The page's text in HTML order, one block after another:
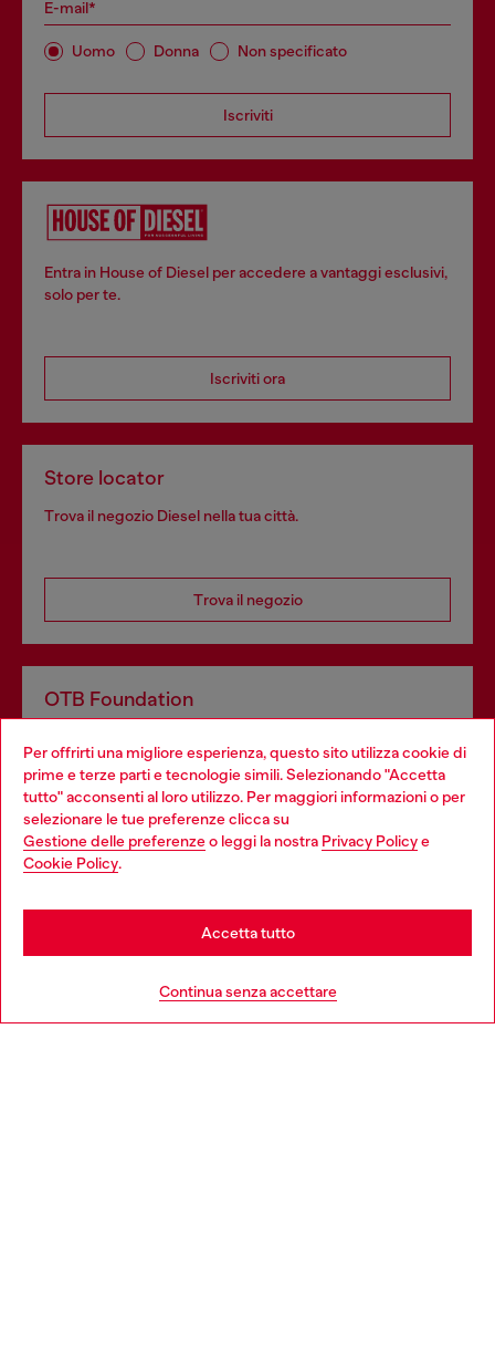
Per offrirti una migliore esperienza, questo sito utilizza cookie di
prime e terze parti e tecnologie simili. Selezionando "Accetta
tutto" acconsenti al loro utilizzo. Per maggiori informazioni o per
selezionare le tue preferenze clicca su
Gestione delle preferenzeo leggi la nostra Privacy Policye
Cookie Policy.
Continua senza accettare
Accetta tutto
E-mail*
Uomo Donna Non specificato
Iscriviti
Entra in House of Diesel per accedere a vantaggi esclusivi,
solo per te.
Iscriviti ora
Store locator
Trova il negozio Diesel nella tua città.
Trova il negozio
OTB Foundation
profit del gruppo OTB che sostiene progetti concreti per
giovani, donne, inclusione ed emergenze in tutto il mondo.
Choose your location
You are currently browsing Italia website, but it seems you may
be based in United States